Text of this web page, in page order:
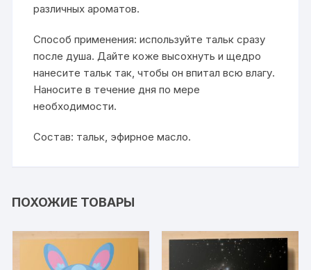
различных ароматов.
Способ применения: используйте тальк сразу
после душа. Дайте коже высохнуть и щедро
нанесите тальк так, чтобы он впитал всю влагу.
Наносите в течение дня по мере
необходимости.
Состав: тальк, эфирное масло.
ПОХОЖИЕ ТОВАРЫ